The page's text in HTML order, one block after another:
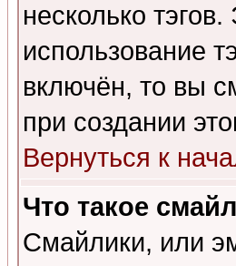
несколько
использование
включён, то вы
при создании
Вернуться к
Что такое
Смайлики, или